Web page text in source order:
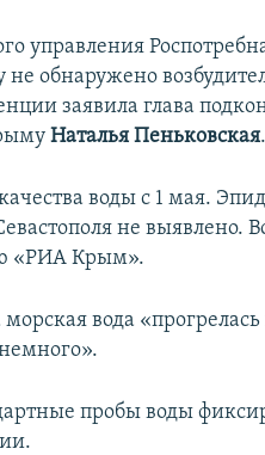
управления
обнаружено
заявила глава
Наталья Пеньковская.
воды с 1 мая.
не выявлено.
«РИА Крым».
вода
пробы воды